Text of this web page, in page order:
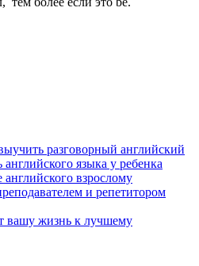
разговорный английский
языка у ребенка
английского взрослому
и репетитором
вашу жизнь к лучшему